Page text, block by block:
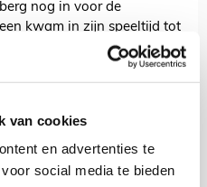
van cookies
en advertenties te
social media te bieden
nog in voor de
kwam in zijn speeltijd tot
wist de bal niet in het net te
Zeldenrijk